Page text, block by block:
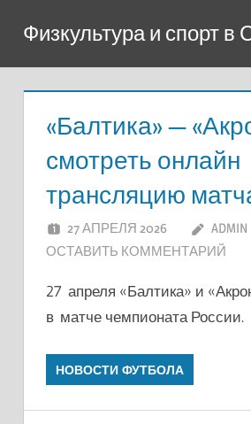
содержимому
Физкультура и спорт
«Балтика» —
смотреть онлайн
трансляцию
27 АПРЕЛЯ 2026
ADMIN
ОСТАВИТЬ КОММЕНТАРИЙ
27 апреля «Балтика» и
в матче чемпионата России.
НОВОСТИ ФУТБОЛА